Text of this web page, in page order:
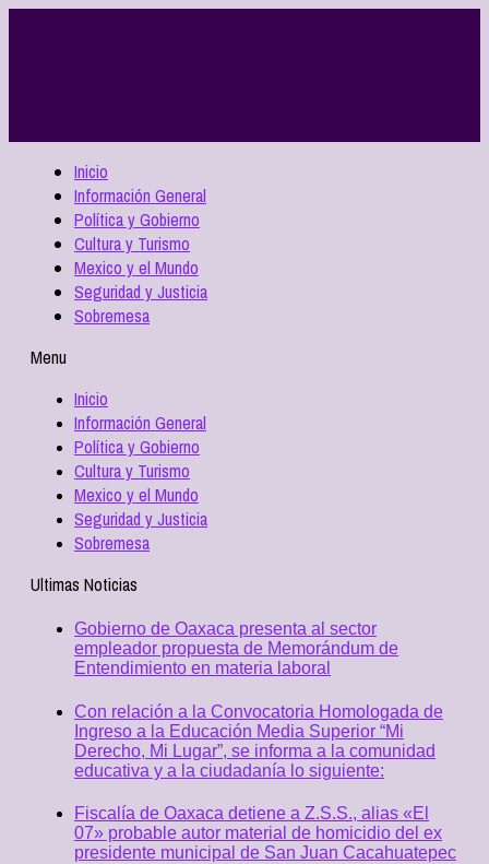
Inicio
Información General
Política y Gobierno
Cultura y Turismo
Mexico y el Mundo
Seguridad y Justicia
Sobremesa
Menu
Inicio
Información General
Política y Gobierno
Cultura y Turismo
Mexico y el Mundo
Seguridad y Justicia
Sobremesa
Ultimas Noticias
Gobierno de Oaxaca presenta al sector
empleador propuesta de Memorándum de
Entendimiento en materia laboral
Con relación a la Convocatoria Homologada de
Ingreso a la Educación Media Superior “Mi
Derecho, Mi Lugar”, se informa a la comunidad
educativa y a la ciudadanía lo siguiente:
Fiscalía de Oaxaca detiene a Z.S.S., alias «El
07» probable autor material de homicidio del ex
presidente municipal de San Juan Cacahuatepec